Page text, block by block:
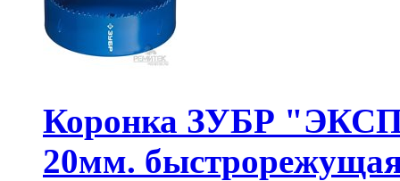
Коронка ЗУБР
20мм.